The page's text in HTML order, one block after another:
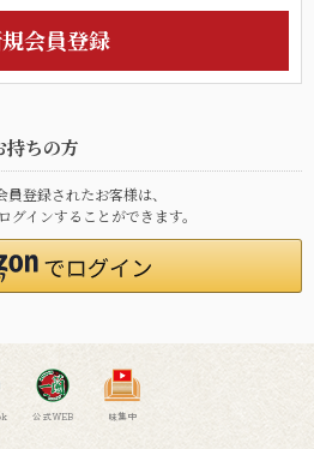
ちの方
登録されたお客様は、
インすることができます。
公式WEB 味集中